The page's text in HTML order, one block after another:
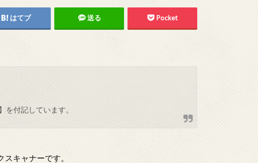
はてブ 送る Pocket
を付記しています。
キャナーです。